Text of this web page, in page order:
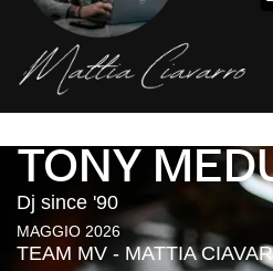
TONY
Dj since '90
MAGGIO 2026
TEAM MV - MATTIA